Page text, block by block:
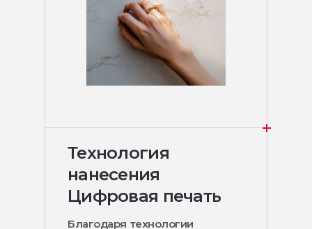
Технология
нанесения
Цифровая печать
Благодаря технологии